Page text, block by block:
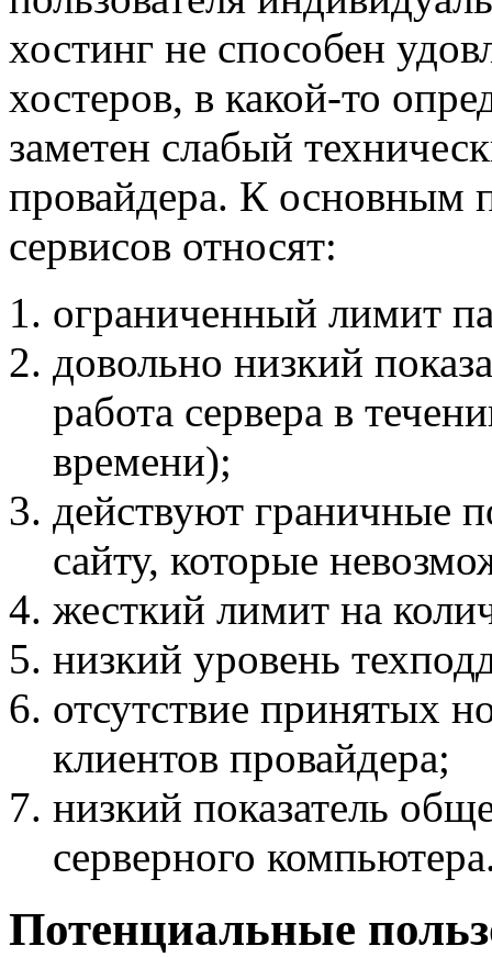
хостинг не способен
хостеров, в какой-то
заметен слабый
провайдера. К основным
сервисов относят:
ограниченный лимит
довольно низкий
работа сервера в
времени);
действуют граничные
сайту, которые
жесткий лимит на
низкий уровень
отсутствие принятых
клиентов провайдера;
низкий показатель
серверного
Потенциальные